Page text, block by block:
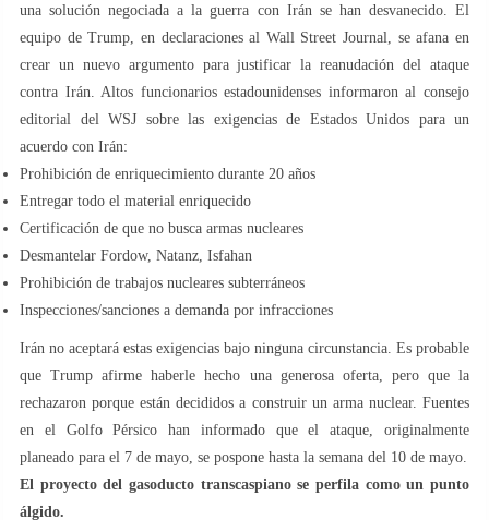
una solución negociada a la guerra con Irán se han desvanecido. El
equipo de Trump, en declaraciones al Wall Street Journal, se afana en
crear un nuevo argumento para justificar la reanudación del ataque
contra Irán. Altos funcionarios estadounidenses informaron al consejo
editorial del WSJ sobre las exigencias de Estados Unidos para un
acuerdo con Irán:
Prohibición de enriquecimiento durante 20 años
Entregar todo el material enriquecido
Certificación de que no busca armas nucleares
Desmantelar Fordow, Natanz, Isfahan
Prohibición de trabajos nucleares subterráneos
Inspecciones/sanciones a demanda por infracciones
Irán no aceptará estas exigencias bajo ninguna circunstancia. Es probable
que Trump afirme haberle hecho una generosa oferta, pero que la
rechazaron porque están decididos a construir un arma nuclear. Fuentes
en el Golfo Pérsico han informado que el ataque, originalmente
planeado para el 7 de mayo, se pospone hasta la semana del 10 de mayo.
El proyecto del gasoducto transcaspiano se perfila como un punto
álgido.